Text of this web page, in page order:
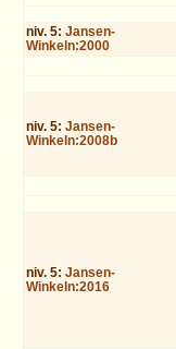
niv. 5:Jansen-
Winkeln:2000
niv. 5:Jansen-
Winkeln:2008b
niv. 5:Jansen-
Winkeln:2016